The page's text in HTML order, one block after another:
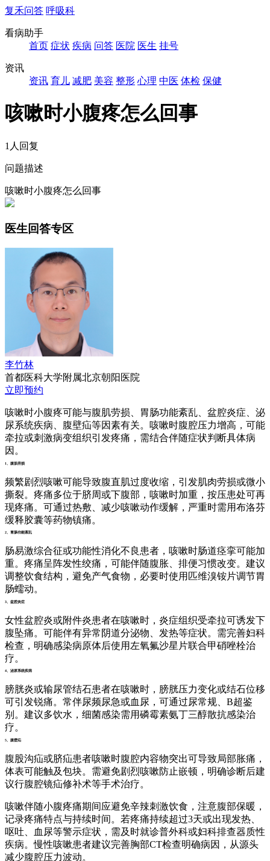
复禾问答 呼吸科
看病助手
首页 症状 疾病 问答 医院 医生 挂号
资讯
资讯 育儿 减肥 美容 整形 心理 中医 体检 保健
咳嗽时小腹疼怎么回事
1人回复
问题描述
咳嗽时小腹疼怎么回事
医生回答专区
李竹林
首都医科大学附属北京朝阳医院
立即预约
咳嗽时小腹疼可能与腹肌劳损、胃肠功能紊乱、盆腔炎症、泌
尿系统疾病、腹壁疝等因素有关。咳嗽时腹腔压力增高，可能
牵拉或刺激病变组织引发疼痛，需结合伴随症状判断具体病
因。
1、腹肌劳损
频繁剧烈咳嗽可能导致腹直肌过度收缩，引发肌肉劳损或微小
撕裂。疼痛多位于脐周或下腹部，咳嗽时加重，按压患处可再
现疼痛。可通过热敷、减少咳嗽动作缓解，严重时需用布洛芬
缓释胶囊等药物镇痛。
2、胃肠功能紊乱
肠易激综合征或功能性消化不良患者，咳嗽时肠道痉挛可能加
重。疼痛呈阵发性绞痛，可能伴随腹胀、排便习惯改变。建议
调整饮食结构，避免产气食物，必要时使用匹维溴铵片调节胃
肠蠕动。
3、盆腔炎症
女性盆腔炎或附件炎患者在咳嗽时，炎症组织受牵拉可诱发下
腹坠痛。可能伴有异常阴道分泌物、发热等症状。需完善妇科
检查，明确感染病原体后使用左氧氟沙星片联合甲硝唑栓治
疗。
4、泌尿系统疾病
膀胱炎或输尿管结石患者在咳嗽时，膀胱压力变化或结石位移
可引发锐痛。常伴尿频尿急或血尿，可通过尿常规、B超鉴
别。建议多饮水，细菌感染需用磷霉素氨丁三醇散抗感染治
疗。
5、腹壁疝
腹股沟疝或脐疝患者咳嗽时腹腔内容物突出可导致局部胀痛，
体表可能触及包块。需避免剧烈咳嗽防止嵌顿，明确诊断后建
议行腹腔镜疝修补术等手术治疗。
咳嗽伴随小腹疼痛期间应避免辛辣刺激饮食，注意腹部保暖，
记录疼痛特点与持续时间。若疼痛持续超过3天或出现发热、
呕吐、血尿等警示症状，需及时就诊普外科或妇科排查器质性
疾病。慢性咳嗽患者建议完善胸部CT检查明确病因，从源头
减少腹腔压力波动。